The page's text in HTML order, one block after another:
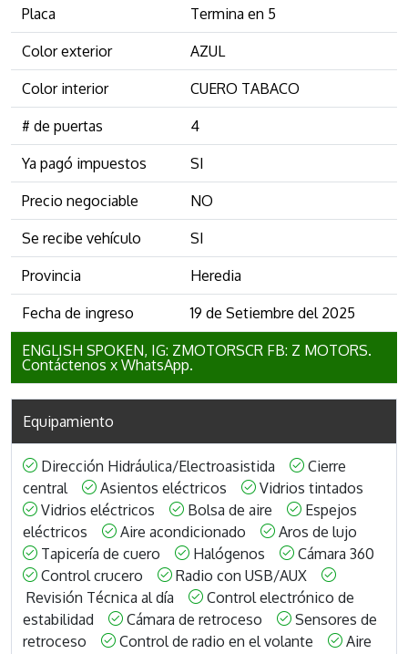
Placa Termina en 5
Color exterior AZUL
Color interior CUERO TABACO
# de puertas 4
Ya pagó impuestos SI
Precio negociable NO
Se recibe vehículo SI
Provincia Heredia
Fecha de ingreso 19 de Setiembre del 2025
ENGLISH SPOKEN, IG: ZMOTORSCR FB: Z MOTORS.
Contáctenos x WhatsApp.
Equipamiento
Dirección Hidráulica/Electroasistida
Cierre
central
Asientos eléctricos
Vidrios tintados
Vidrios eléctricos
Bolsa de aire
Espejos
eléctricos
Aire acondicionado
Aros de lujo
Tapicería de cuero
Halógenos
Cámara 360
Control crucero
Radio con USB/AUX
Revisión Técnica al día
Control electrónico de
estabilidad
Cámara de retroceso
Sensores de
retroceso
Control de radio en el volante
Aire